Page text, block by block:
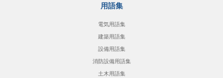
用語集
電気用語集
建築用語集
設備用語集
消防設備用語集
土木用語集